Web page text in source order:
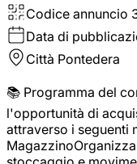
Codice annuncio
Data di
Città Pontedera
📚 Programma del
l'opportunità di
attraverso i seguenti